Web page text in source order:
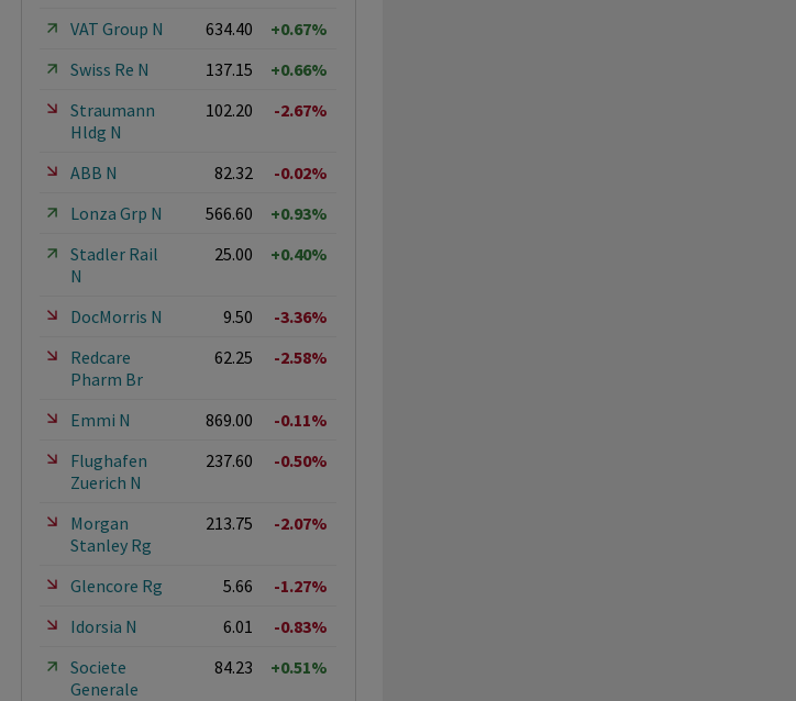
VAT Group N 634.40
+0.67%
Swiss Re N
137.15
+0.66%
Straumann
Hldg N
102.20 -2.67%
ABB N 82.32
-0.02%
Lonza Grp N
566.60
+0.93%
Stadler Rail
N
25.00 +0.40%
DocMorris N 9.50
-3.36%
Redcare
Pharm Br
62.25 -2.58%
Emmi N 869.00
-0.11%
Flughafen
Zuerich N
237.60 -0.50%
Morgan
Stanley Rg
213.75 -2.07%
Glencore Rg 5.66
-1.27%
Idorsia N
6.01
-0.83%
Societe
Generale
84.23 +0.51%